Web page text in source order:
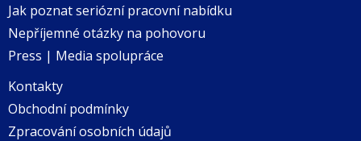
Jak poznat seriózní pracovní nabídku
Nepříjemné otázky na pohovoru
Press | Media spolupráce
Kontakty
Obchodní podmínky
Zpracování osobních údajů